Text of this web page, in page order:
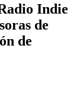
Indie
de
de